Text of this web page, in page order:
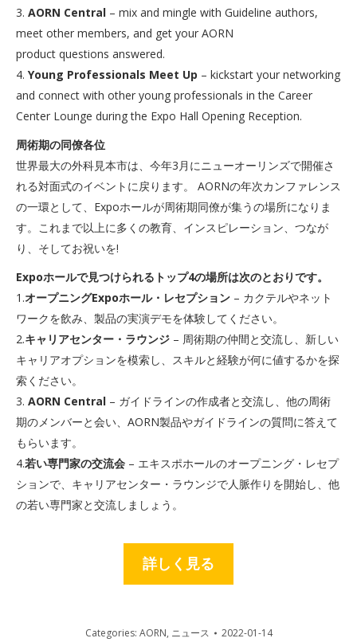
3. AORN Central – mix and mingle with Guideline authors,
meet other members, and get your AORN
product questions answered.
4. Young Professionals Meet Up – kickstart your networking
and connect with other young professionals in the Career
Center Lounge during the Expo Hall Opening Reception.
周術期の同僚各位
世界最大の外科見本市は、今年3月にニューオーリンズで開催さ
れる対面式のイベントに戻ります。 AORNの年次カンファレンス
の一環として、Expoホールが周術期同僚が集うの場所になりま
す。これまで以上に多くの教育、インスピレーション、つなが
り、そしてお祝いを!
Expoホールで見つけられるトップ4の場所は次のとおりです。
1.オープニングExpoホール・レセプション – カクテルやネット
ワークを飲み、製品の実演デモを体験してください。
2.キャリアセンター・ラウンジ – 周術期の仲間と交流し、新しい
キャリアオプションを模索し、スキルと経験が何に値するかを探
索ください。
3. AORN Central – ガイドラインの作成者と交流し、他の周術
期のメンバーと会い、AORN製品やガイドラインの質問に答えて
もらいます。
4.若い専門家の交流会 – エキスポホールのオープニング・レセプ
ションで、キャリアセンター・ラウンジで人脈作りを開始し、他
の若い専門家と交流しましょう。
詳しく見る
Categories: AORN, ニュース 2022-01-14